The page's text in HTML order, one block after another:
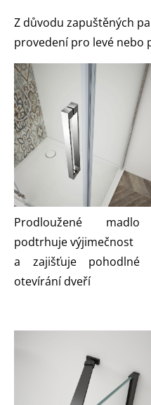
Z důvodu zapuštěných
provedení pro levé nebo
Prodloužené madlo
podtrhuje výjimečnost
a zajišťuje pohodlné
otevírání dveří